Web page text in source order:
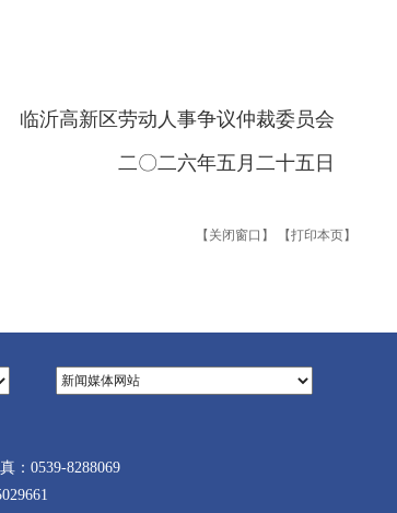
临沂高新区劳动人事争议仲裁委员会
二〇二六年五月二十五日
【关闭窗口】 【打印本页】
：0539-8288069